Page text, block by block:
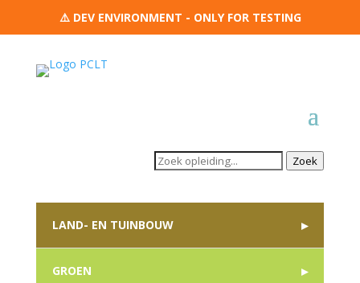
⚠️ DEV ENVIRONMENT - ONLY FOR TESTING
Zoek
LAND- EN TUINBOUW
GROEN